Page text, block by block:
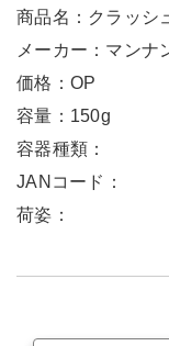
商品名：クラッシ
メーカー：マンナ
価格：OP
容量：150g
容器種類：
JANコード：
荷姿：